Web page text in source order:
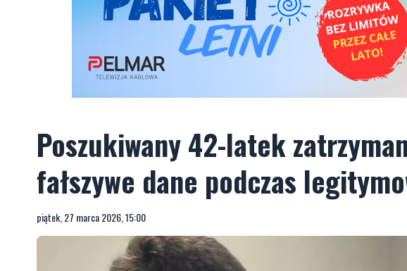
Poszukiwany 42-latek
fałszywe dane podczas
piątek, 27 marca 2026, 15:00